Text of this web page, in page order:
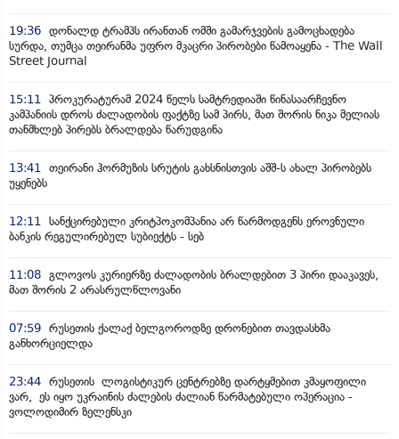
19:36 დონალდ ტრამპს ირანთან ომში გამარჯვების გამოცხადება
სურდა, თუმცა თეირანმა უფრო მკაცრი პირობები წამოაყენა - The Wall
Street Journal
15:11
პროკურატურამ 2024 წელს სამტრედიაში წინასაარჩევნო
კამპანიის დროს ძალადობის ფაქტზე სამ პირს, მათ შორის ნიკა მელიას
თანმხლებ პირებს ბრალდება წარუდგინა
13:41
თეირანი ჰორმუზის სრუტის გახსნისთვის აშშ-ს ახალ პირობებს
უყენებს
12:11
სანქცირებული კრიტპოკომპანია არ წარმოდგენს ეროვნული
ბანკის რეგულირებულ სუბიექტს - სებ
11:08 გლოვოს კურიერზე ძალადობის ბრალდებით 3 პირი დააკავეს,
მათ შორის 2 არასრულწლოვანი
07:59 რუსეთის ქალაქ ბელგოროდზე დრონებით თავდასხმა
განხორციელდა
23:44 რუსეთის ლოგისტიკურ ცენტრებზე დარტყმებით კმაყოფილი
ვარ, ეს იყო უკრაინის ძალების ძალიან წარმატებული ოპერაცია -
ვოლოდიმირ ზელენსკი